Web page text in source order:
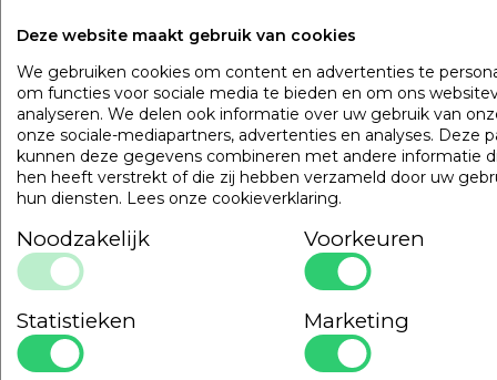
Art. VADBG42TH
Deze website maakt gebruik van cookies
We gebruiken cookies om content en advertenties te
om functies voor sociale media te bieden en om ons
analyseren. We delen ook informatie over uw gebruik van
onze sociale-mediapartners, advertenties en analyses. Deze
kunnen deze gegevens combineren met andere informatie
hen heeft verstrekt of die zij hebben verzameld door uw
hun diensten. Lees onze cookieverklaring.
Noodzakelijk Voorkeuren
Statistieken Marketing